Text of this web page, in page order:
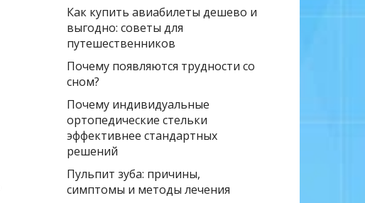
Как купить авиабилеты дешево и
выгодно: советы для
путешественников
Почему появляются трудности со
сном?
Почему индивидуальные
ортопедические стельки
эффективнее стандартных
решений
Пульпит зуба: причины,
симптомы и методы лечения